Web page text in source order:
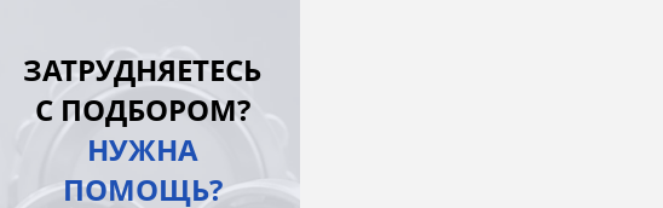
Купить в 1 клик
В избранное
Под заказ
ЗАТРУДНЯЕТЕСЬ
С ПОДБОРОМ?
НУЖНА
ПОМОЩЬ?